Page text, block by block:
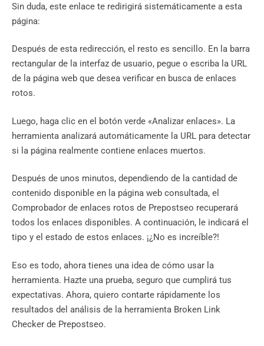
Sin duda, este enlace te redirigirá sistemáticamente a esta
página:
Después de esta redirección, el resto es sencillo. En la barra
rectangular de la interfaz de usuario, pegue o escriba la URL
de la página web que desea verificar en busca de enlaces
rotos.
Luego, haga clic en el botón verde «Analizar enlaces». La
herramienta analizará automáticamente la URL para detectar
si la página realmente contiene enlaces muertos.
Después de unos minutos, dependiendo de la cantidad de
contenido disponible en la página web consultada, el
Comprobador de enlaces rotos de Prepostseo recuperará
todos los enlaces disponibles. A continuación, le indicará el
tipo y el estado de estos enlaces. ¡¿No es increíble?!
Eso es todo, ahora tienes una idea de cómo usar la
herramienta. Hazte una prueba, seguro que cumplirá tus
expectativas. Ahora, quiero contarte rápidamente los
resultados del análisis de la herramienta Broken Link
Checker de Prepostseo.